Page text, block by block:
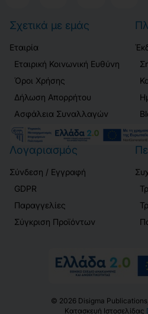
Σχετικά με εμάς
Εταιρία
Εταιρική Κοινωνική Ευθύνη
Όροι Χρήσης
Δήλωση Απορρήτου
Ασφάλεια Συναλλαγών
Λογαριασμός
Σύνδεση / Εγγραφή
GDPR
Παραγγελίες
Σύγκριση Προϊόντων
© 2026Disigma
Κατασκευή Ιστοσελίδας